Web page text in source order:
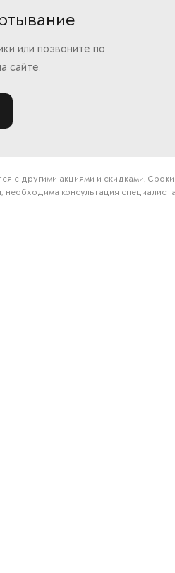
или позвоните по
сайте.
с другими акциями и скидками. Сроки
консультация